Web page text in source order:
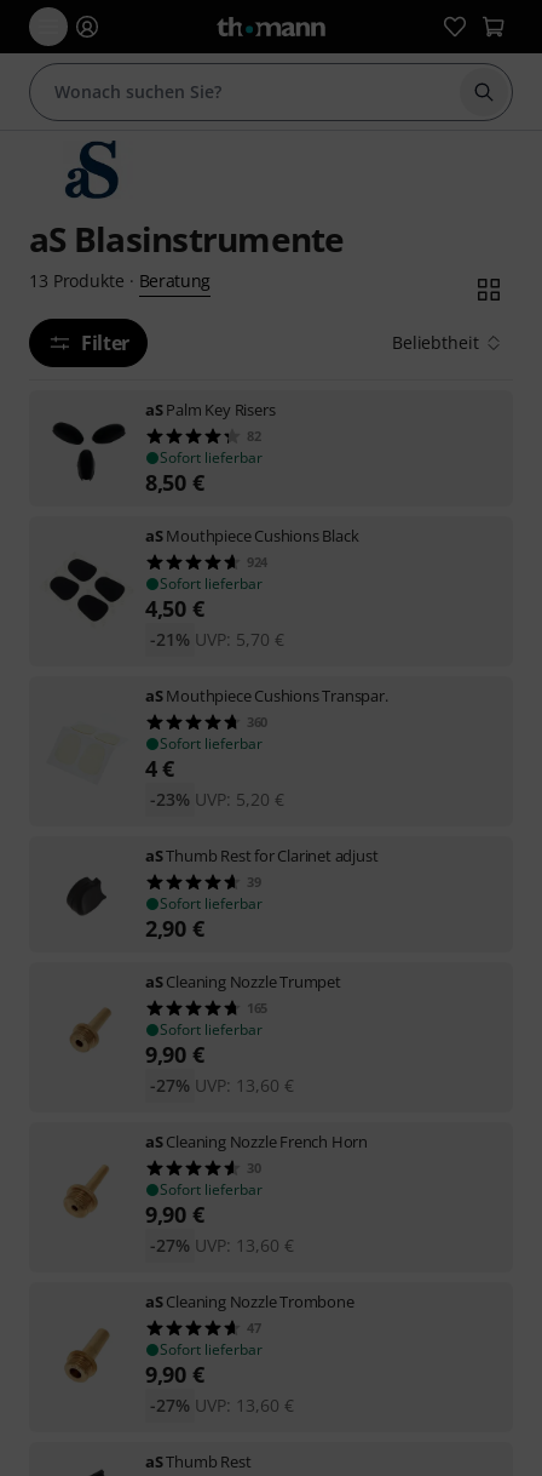
Suche
aS Blasinstrumente
13 Produkte · Beratung
Filter Beliebtheit
aSPalm Key Risers
82
Sofort lieferbar
8,50 €
aSMouthpiece Cushions Black
924
Sofort lieferbar
4,50 €
UVP: 5,70 €
-21%
aSMouthpiece Cushions Transpar.
360
Sofort lieferbar
4€
UVP: 5,20 €
-23%
aSThumb Rest for Clarinet adjust
39
Sofort lieferbar
2,90 €
aSCleaning Nozzle Trumpet
165
Sofort lieferbar
9,90 €
UVP: 13,60 €
-27%
aSCleaning Nozzle French Horn
30
Sofort lieferbar
9,90 €
UVP: 13,60 €
-27%
aSCleaning Nozzle Trombone
47
Sofort lieferbar
9,90 €
UVP: 13,60 €
-27%
aSThumb Rest